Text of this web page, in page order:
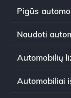
Pigūs
Naudoti
Automobilių
Automobiliai